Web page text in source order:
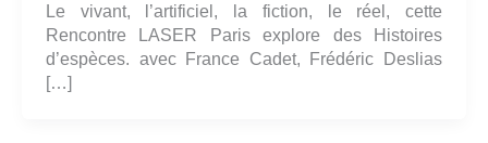
Le vivant, l’artificiel, la fiction, le réel, cette
Rencontre LASER Paris explore des Histoires
d’espèces. avec France Cadet, Frédéric Deslias
[…]